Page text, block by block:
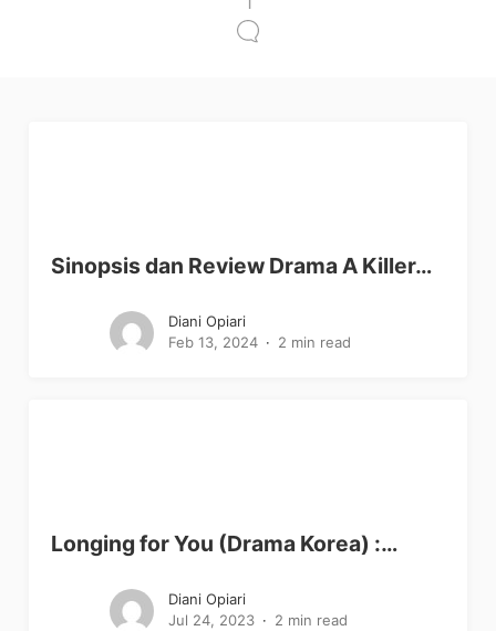
Sinopsis dan Review Drama A Killer…
Diani Opiari
Feb 13, 2024
2 min read
Longing for You (Drama Korea) :…
Diani Opiari
Jul 24, 2023
2 min read